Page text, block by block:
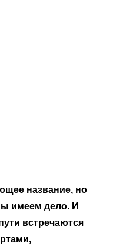
название, но
имеем дело. И
встречаются